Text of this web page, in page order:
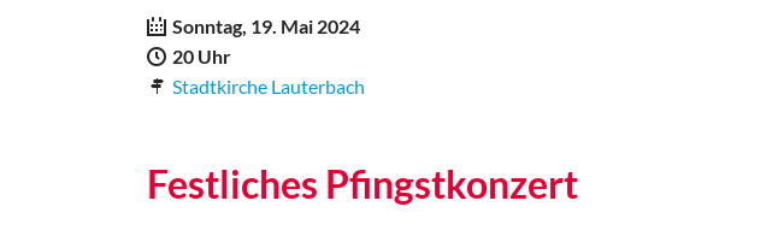
Sonntag, 19. Mai 2024
20 Uhr
Stadtkirche Lauterbach
Festliches Pfingstkonzert